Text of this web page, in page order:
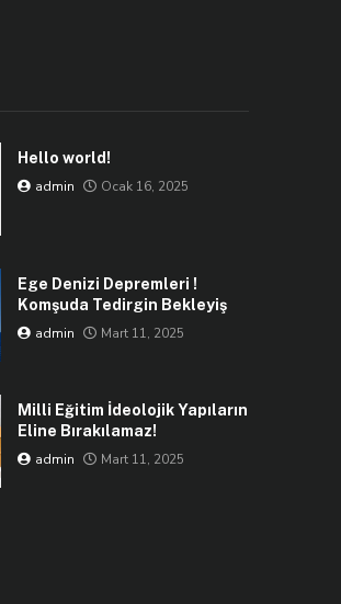
Hello world!
admin
Ocak 16, 2025
Ege Denizi Depremleri !
Komşuda Tedirgin Bekleyiş
admin
Mart 11, 2025
Milli Eğitim İdeolojik Yapıların
Eline Bırakılamaz!
admin
Mart 11, 2025